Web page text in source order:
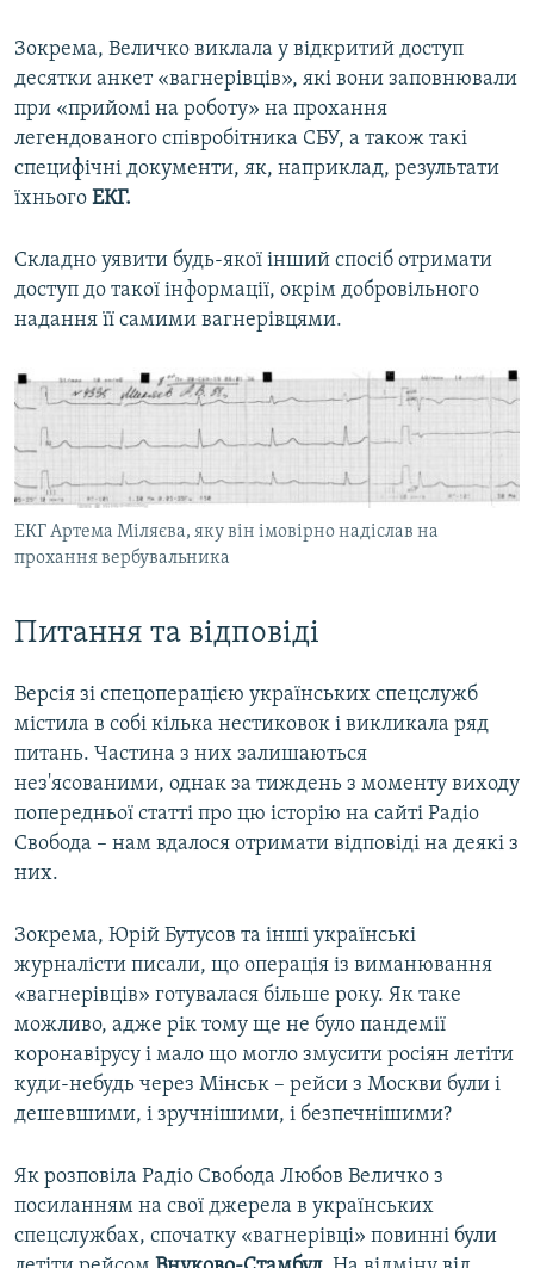
Зокрема, Величко виклала у відкритий доступ
десятки анкет «вагнерівців», які вони заповнювали
при «прийомі на роботу» на прохання
легендованого співробітника СБУ, а також такі
специфічні документи, як, наприклад, результати
їхнього ЕКГ.
Складно уявити будь-якої інший спосіб отримати
доступ до такої інформації, окрім добровільного
надання її самими вагнерівцями.
ЕКГ Артема Міляєва, яку він імовірно надіслав на
прохання вербувальника
Питання та відповіді
Версія зі спецоперацією українських спецслужб
містила в собі кілька нестиковок і викликала ряд
питань. Частина з них залишаються
нез'ясованими, однак за тиждень з моменту виходу
попередньої статті про цю історію на сайті Радіо
Свобода – нам вдалося отримати відповіді на деякі з
них.
Зокрема, Юрій Бутусов та інші українські
журналісти писали, що операція із виманювання
«вагнерівців» готувалася більше року. Як таке
можливо, адже рік тому ще не було пандемії
коронавірусу і мало що могло змусити росіян летіти
куди-небудь через Мінськ – рейси з Москви були і
дешевшими, і зручнішими, і безпечнішими?
Як розповіла Радіо Свобода Любов Величко з
посиланням на свої джерела в українських
спецслужбах, спочатку «вагнерівці» повинні були